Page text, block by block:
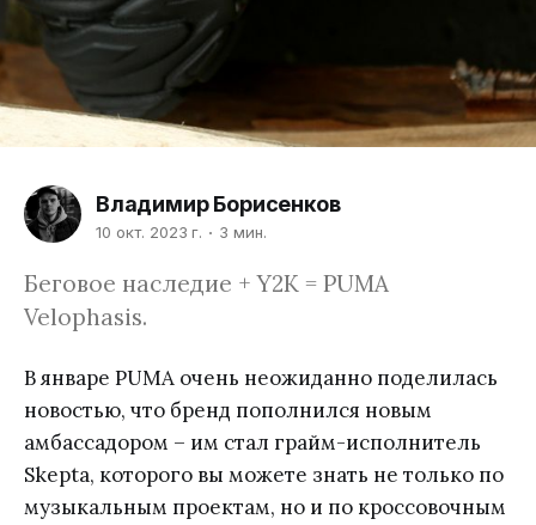
Владимир Борисенков
10 окт. 2023 г. 3 мин.
Беговое наследие + Y2K = PUMA
Velophasis.
В январе PUMA очень неожиданно поделилась
новостью, что бренд пополнился новым
амбассадором – им стал грайм-исполнитель
Skepta, которого вы можете знать не только по
музыкальным проектам, но и по кроссовочным